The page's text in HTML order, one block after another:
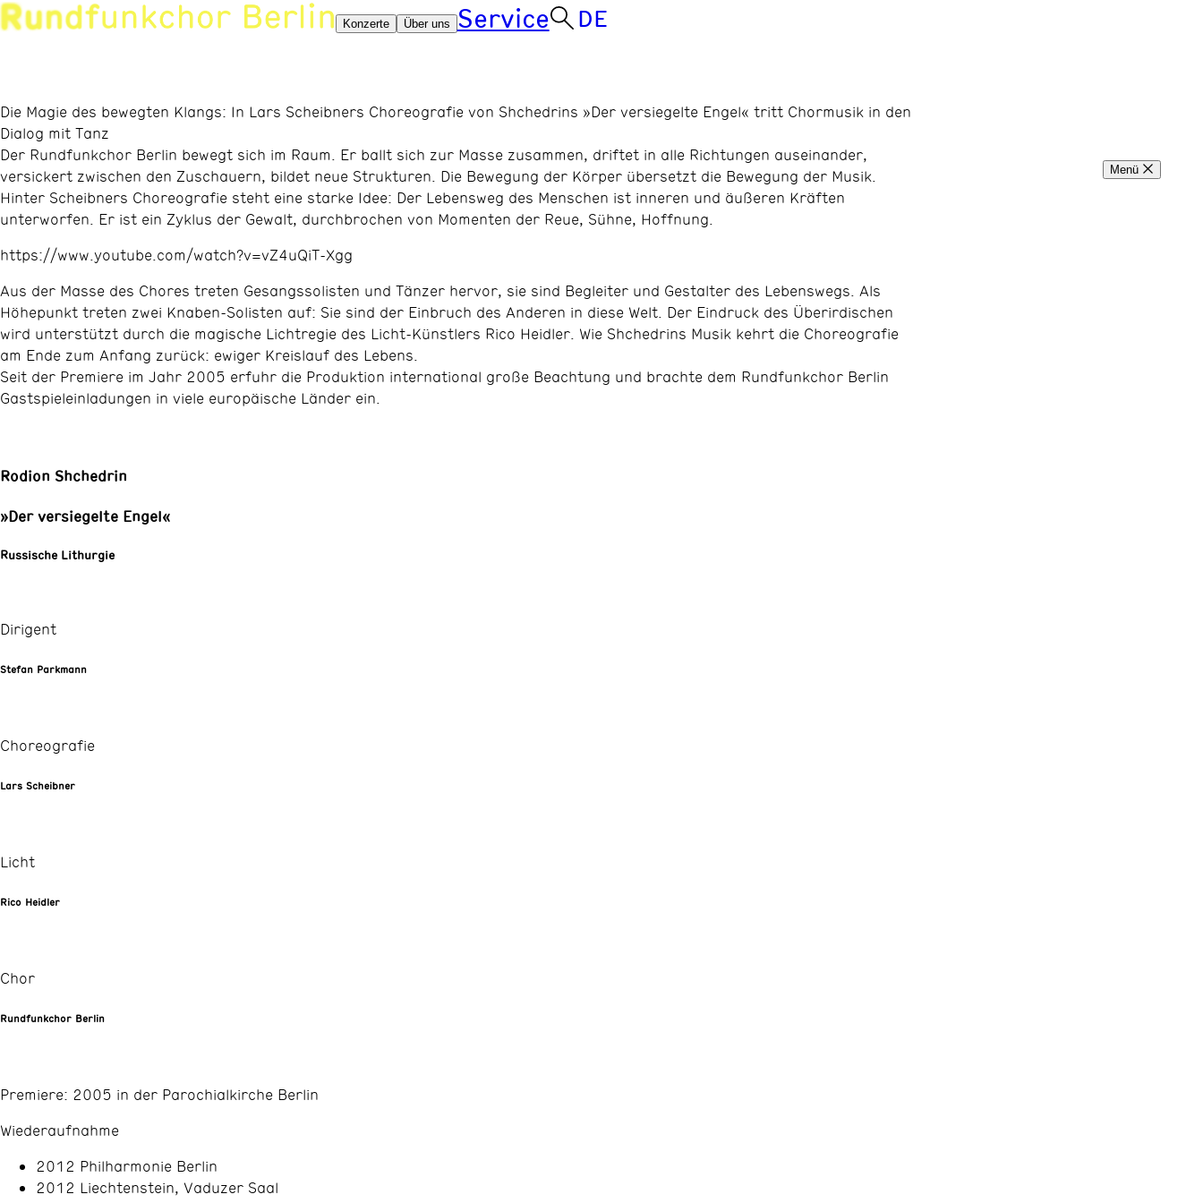
Menü
Konzerte Über uns Service DE
Die Magie des bewegten Klangs: In Lars Scheibners Choreografie von Shchedrins »Der versiegelte Engel« tritt Chormusik in den
Dialog mit Tanz
Der Rundfunkchor Berlin bewegt sich im Raum. Er ballt sich zur Masse zusammen, driftet in alle Richtungen auseinander,
versickert zwischen den Zuschauern, bildet neue Strukturen. Die Bewegung der Körper übersetzt die Bewegung der Musik.
Hinter Scheibners Choreografie steht eine starke Idee: Der Lebensweg des Menschen ist inneren und äußeren Kräften
unterworfen. Er ist ein Zyklus der Gewalt, durchbrochen von Momenten der Reue, Sühne, Hoffnung.
https://www.youtube.com/watch?v=vZ4uQiT-Xgg
Aus der Masse des Chores treten Gesangssolisten und Tänzer hervor, sie sind Begleiter und Gestalter des Lebenswegs. Als
Höhepunkt treten zwei Knaben-Solisten auf: Sie sind der Einbruch des Anderen in diese Welt. Der Eindruck des Überirdischen
wird unterstützt durch die magische Lichtregie des Licht-Künstlers Rico Heidler. Wie Shchedrins Musik kehrt die Choreografie
am Ende zum Anfang zurück: ewiger Kreislauf des Lebens.
Seit der Premiere im Jahr 2005 erfuhr die Produktion international große Beachtung und brachte dem Rundfunkchor Berlin
Gastspieleinladungen in viele europäische Länder ein.
Rodion Shchedrin
»Der versiegelte Engel«
Russische Lithurgie
Dirigent
Stefan Parkmann
Choreografie
Lars Scheibner
Licht
Rico Heidler
Chor
Rundfunkchor Berlin
Premiere: 2005 in der Parochialkirche Berlin
Wiederaufnahme
2012 Philharmonie Berlin
2012 Liechtenstein, Vaduzer Saal